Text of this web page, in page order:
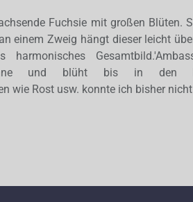
Fuchsie mit großen Blüten.
einem Zweig hängt dieser leicht
Sonne und blüht bis in den
wie Rost usw. konnte ich bisher